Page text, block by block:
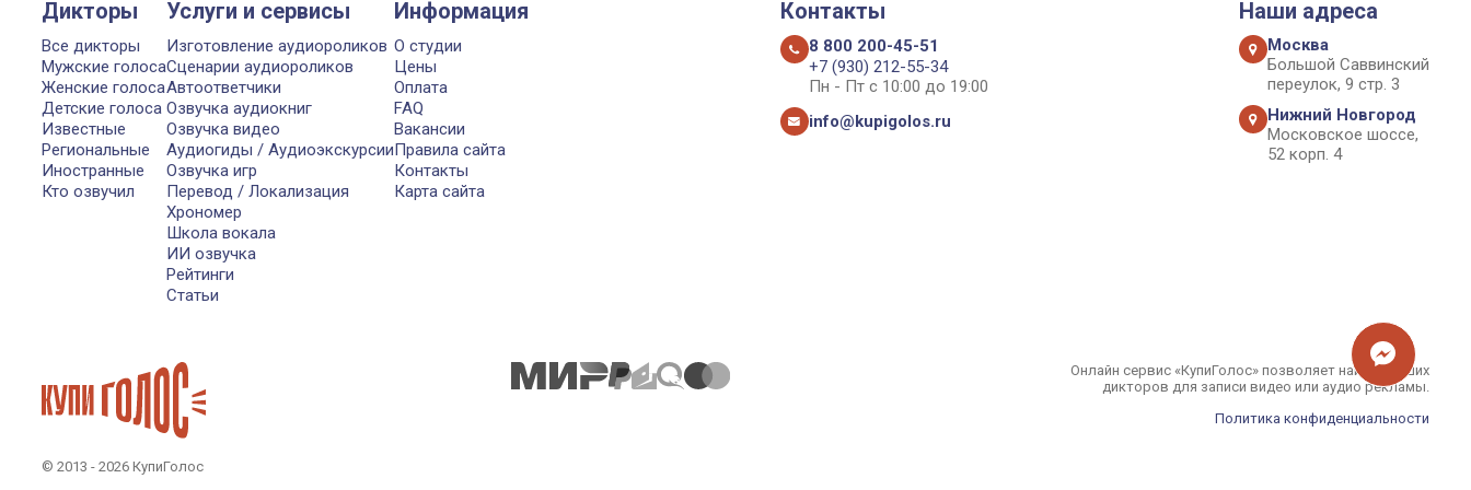
Дикторы
Все дикторы
Мужские голоса
Женские голоса
Детские голоса
Известные
Региональные
Иностранные
Кто озвучил
Услуги и сервисы
Изготовление аудиороликов
Сценарии аудиороликов
Автоответчики
Озвучка аудиокниг
Озвучка видео
Аудиогиды / Аудиоэкскурсии
Озвучка игр
Перевод / Локализация
Хрономер
Школа вокала
ИИ озвучка
Рейтинги
Статьи
Информация
О студии
Цены
Оплата
FAQ
Вакансии
Правила сайта
Контакты
Карта сайта
Контакты
8 800 200-45-51
+7 (930) 212-55-34
Пн - Пт с 10:00 до 19:00
info@kupigolos.ru
Наши адреса
Москва
Большой Саввинский
переулок, 9 стр. 3
Нижний Новгород
Московское шоссе,
52 корп. 4
© 2013 - 2026 КупиГолос
Онлайн сервис «КупиГолос» позволяет найти лучших
дикторов для записи видео или аудио рекламы.
Политика конфиденциальности